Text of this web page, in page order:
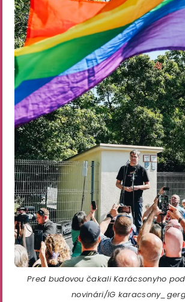
Pred budovou čakali Karácsonyho
novinári/IG